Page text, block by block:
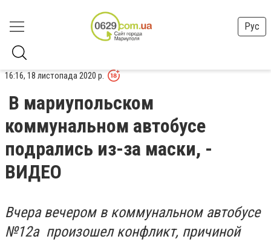
Рус
16:16, 18 листопада 2020 р.
В мариупольском
коммунальном автобусе
подрались из-за маски, -
ВИДЕО
Вчера вечером в коммунальном автобусе
№12а произошел конфликт, причиной